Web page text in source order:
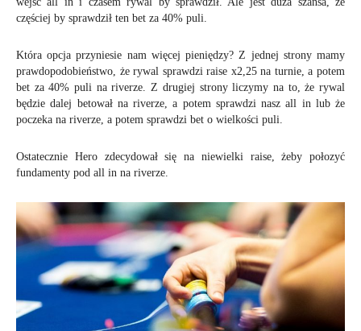
częściej by sprawdził ten bet za 40% puli.
Która opcja przyniesie nam więcej pieniędzy? Z jednej strony mamy
prawdopodobieństwo, że rywal sprawdzi raise x2,25 na turnie, a potem
bet za 40% puli na riverze. Z drugiej strony liczymy na to, że rywal
będzie dalej betował na riverze, a potem sprawdzi nasz all in lub że
poczeka na riverze, a potem sprawdzi bet o wielkości puli.
Ostatecznie Hero zdecydował się na niewielki raise, żeby połozyć
fundamenty pod all in na riverze.